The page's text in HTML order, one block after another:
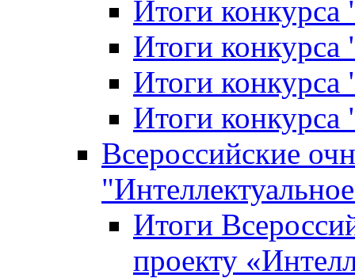
Итоги
Итоги конкурса
Итоги
Итоги
Всероссийские
Итоги
проекту